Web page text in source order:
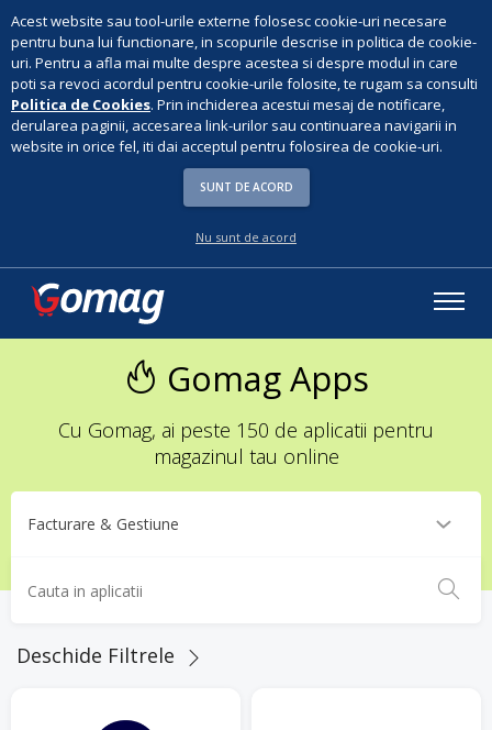
Acest website sau tool-urile externe folosesc cookie-uri necesare
pentru buna lui functionare, in scopurile descrise in politica de cookie-
uri. Pentru a afla mai multe despre acestea si despre modul in care
poti sa revoci acordul pentru cookie-urile folosite, te rugam sa consulti
Politica de Cookies. Prin inchiderea acestui mesaj de notificare,
derularea paginii, accesarea link-urilor sau continuarea navigarii in
website in orice fel, iti dai acceptul pentru folosirea de cookie-uri.
SUNT DE ACORD
Nu sunt de acord
Gomag Apps
Cu Gomag, ai peste 150 de aplicatii pentru
magazinul tau online
Deschide Filtrele